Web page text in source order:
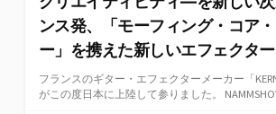
ンス発、「モーフィング・コア
ー」を携えた新しいエフェクター
フランスのギター・エフェクターメーカー「
がこの度日本に上陸して参りました。